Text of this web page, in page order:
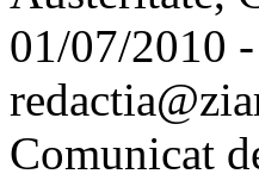
01/07/2010
Comunicat